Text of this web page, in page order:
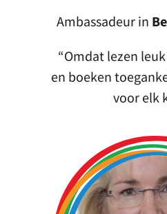
Ambassadeur in
Omdat lezen
en boeken
voor elk